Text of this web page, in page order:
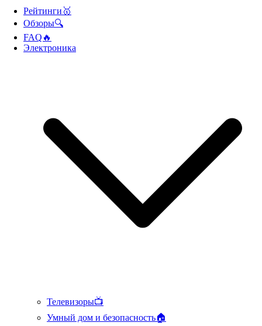
Рейтинги🥇
Обзоры🔍
FAQ🔥
Электроника
Телевизоры📺
Умный дом и безопасность🏠